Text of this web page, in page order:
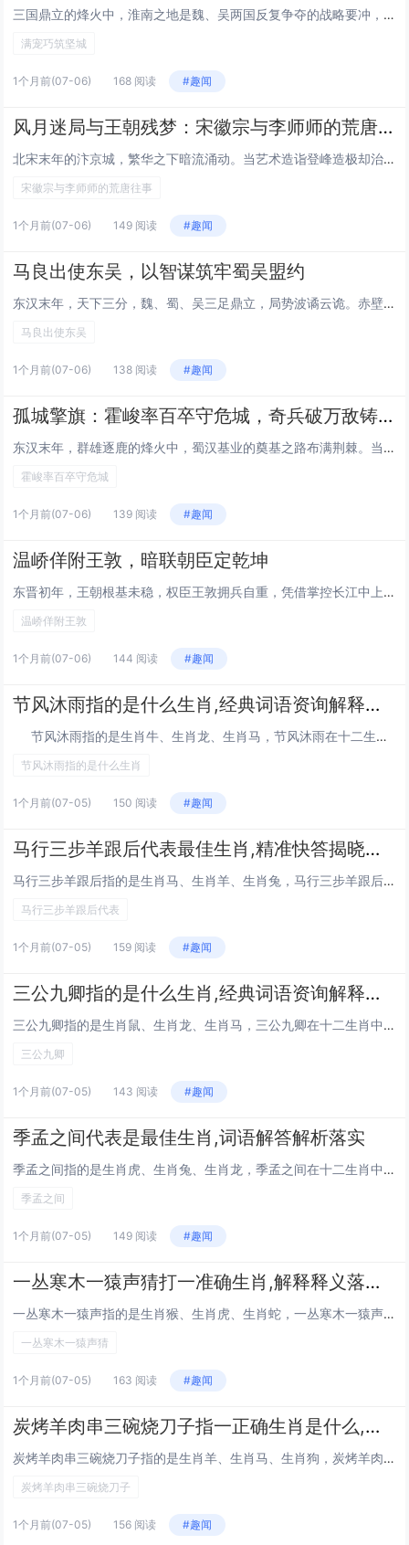
三国鼎立的烽火中，淮南之地是魏、吴两国反复争夺的战略要冲，而合肥，更是关乎两国国运的核心关隘。东吴君主孙权久怀席卷淮南、直逼中原的雄心，多次亲率大军压境，意图一举攻破合肥，撕开曹魏的南方防线。彼时，面对孙权麾下兵强马壮、来势汹汹的十万大军，...
满宠巧筑坚城
1个月前(07-06) 168 阅读 #趣闻
风月迷局与王朝残梦：宋徽宗与李师师的荒唐往事
北宋末年的汴京城，繁华之下暗流涌动。当艺术造诣登峰造极却治国无方的宋徽宗赵佶，邂逅色艺双绝、名动京城的名妓李师师，一场跨越宫廷与市井的荒唐情事就此拉开帷幕。这段交织着欲望、权谋与悲情的往事，不仅成为北宋末年政治昏聩、世风浮靡的生动注脚，更在...
宋徽宗与李师师的荒唐往事
1个月前(07-06) 149 阅读 #趣闻
马良出使东吴，以智谋筑牢蜀吴盟约
东汉末年，天下三分，魏、蜀、吴三足鼎立，局势波谲云诡。赤壁之战后，蜀吴虽曾联手大破曹军，奠定同盟根基，但随着荆州归属、势力边界等问题的拉扯，两国关系暗生嫌隙，同盟的纽带逐渐紧绷，随时有断裂的风险。彼时的蜀汉，根基未稳，若失去东吴的牵制，便要...
马良出使东吴
1个月前(07-06) 138 阅读 #趣闻
孤城擎旗：霍峻率百卒守危城，奇兵破万敌铸传奇
东汉末年，群雄逐鹿的烽火中，蜀汉基业的奠基之路布满荆棘。当刘备率军入蜀，一路势如破竹之际，后方葭萌关却骤然陷入生死危局——刘璋麾下数万大军汹涌而至，意图截断刘备的归路，这座孤城瞬间成为决定战局走向的关键棋子。危难之际，霍峻仅率数百士卒临危受...
霍峻率百卒守危城
1个月前(07-06) 139 阅读 #趣闻
温峤佯附王敦，暗联朝臣定乾坤
东晋初年，王朝根基未稳，权臣王敦拥兵自重，凭借掌控长江中上游的兵权，野心膨胀，以“清君侧”为名起兵叛乱，兵锋直指建康。叛军一路势如破竹，朝野震动，皇帝被围困于宫中，忠臣良将或遭屠戮、或被胁迫，东晋政权陷入风雨飘摇的绝境。就在这危亡之际，名臣...
温峤佯附王敦
1个月前(07-06) 144 阅读 #趣闻
节风沐雨指的是什么生肖,经典词语资询解释落实
节风沐雨指的是生肖牛、生肖龙、生肖马，节风沐雨在十二生肖中代表的是生肖牛、龙、马、羊，这个成语原意形容人经历风雨磨砺，引申为在逆境中坚韧不拔的品格，以下从命理角度解析与之关联的三大生肖运势,并提供针对性破解之法。1、生肖牛：负重前...
节风沐雨指的是什么生肖
1个月前(07-05) 150 阅读 #趣闻
马行三步羊跟后代表最佳生肖,精准快答揭晓落实
马行三步羊跟后指的是生肖马、生肖羊、生肖兔，马行三步羊跟后在十二生肖中代表的是生肖马、羊、兔、蛇，这句俗语源自民间命理文化，暗藏生肖之间的相生相克关系，也隐喻了人生运势的起伏规律，下文将围绕这三个生肖展开深度解析，并提供破解之法,帮助读者把...
马行三步羊跟后代表
1个月前(07-05) 159 阅读 #趣闻
三公九卿指的是什么生肖,经典词语资询解释落实
三公九卿指的是生肖鼠、生肖龙、生肖马，三公九卿在十二生肖中代表的是生肖鼠、龙、马、猴，这一概念源于古代中国的官制体系，三公指太尉、司徒、司空，九卿则是中央行政机构的高级官员，后来被民间引申为象征权力与地位的生肖组合，在命理学中，与三公九卿相...
三公九卿
1个月前(07-05) 143 阅读 #趣闻
季孟之间代表是最佳生肖,词语解答解析落实
季孟之间指的是生肖虎、生肖兔、生肖龙，季孟之间在十二生肖中代表的是生肖虎、兔、龙、蛇，这一概念源自古代命理学中的“三合”与“六冲”理论，特指处于季节交替阶段的生肖，其运势往往带有过渡性特征，既承前启后，又暗藏变数，下面将围绕这三个生肖的运势...
季孟之间
1个月前(07-05) 149 阅读 #趣闻
一丛寒木一猿声猜打一准确生肖,解释释义落实词语
一丛寒木一猿声指的是生肖猴、生肖虎、生肖蛇，一丛寒木一猿声在十二生肖中代表的是生肖猴、虎、蛇、马，这句古语描绘了冬日萧瑟山林中猿猴啼鸣的景象，暗喻孤独坚韧与机遇并存的生命力，从命理角度解读，它关联的生肖往往具有敏锐直觉与逆境突围的特质,下面...
一丛寒木一猿声猜
1个月前(07-05) 163 阅读 #趣闻
炭烤羊肉串三碗烧刀子指一正确生肖是什么,解释义最佳成语解释!
炭烤羊肉串三碗烧刀子指的是生肖羊、生肖马、生肖狗，炭烤羊肉串三碗烧刀子在十二生肖中代表的是生肖羊、马、狗、虎。在中国传统文化中,饮食与生肖运势常有微妙关联，炭烤羊肉串象征火旺之势，烧刀子烈酒则代表刚烈性情，两者结合暗含三种生肖的命理特征，下...
炭烤羊肉串三碗烧刀子
1个月前(07-05) 156 阅读 #趣闻